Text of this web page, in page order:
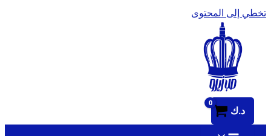
تخطي إلى المحتوى
د.ك